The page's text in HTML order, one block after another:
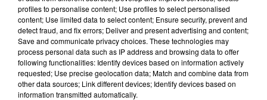
profiles to personalise content; Use profiles to select personalised
content; Use limited data to select content; Ensure security, prevent and
detect fraud, and fix errors; Deliver and present advertising and content;
Save and communicate privacy choices. These technologies may
process personal data such as IP address and browsing data to offer
following functionalities: Identify devices based on information actively
requested; Use precise geolocation data; Match and combine data from
other data sources; Link different devices; Identify devices based on
information transmitted automatically.